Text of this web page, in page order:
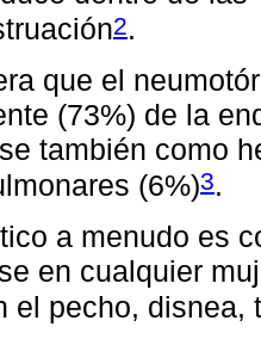
2.
que el
(73%) de la
también como
(6%)3.
a menudo es
en cualquier
el pecho,